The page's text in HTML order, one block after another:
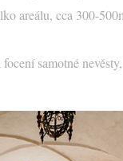
areálu, cca 300-
samotné